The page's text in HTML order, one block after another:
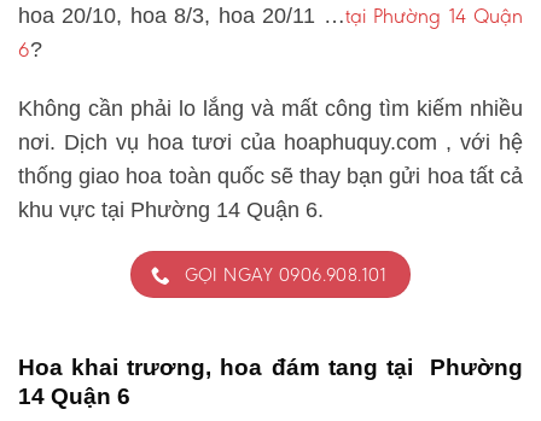
hoa 20/10, hoa 8/3, hoa 20/11 …tại Phường 14 Quận
6?
Không cần phải lo lắng và mất công tìm kiếm nhiều
nơi. Dịch vụ hoa tươi của hoaphuquy.com , với hệ
thống giao hoa toàn quốc sẽ thay bạn gửi hoa tất cả
khu vực tại Phường 14 Quận 6.
GỌI NGAY 0906.908.101
Hoa khai trương, hoa đám tang tại Phường
14 Quận 6